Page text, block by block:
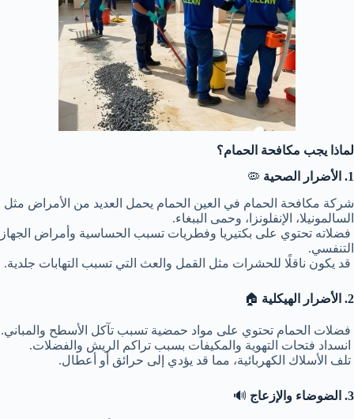
لماذا يجب مكافحة الحمام؟
1. الأضرار الصحية
🦠
شركة مكافحة الحمام في العين الحمام يحمل العديد من الأمراض مثل
السالمونيلا، الإنفلونزا، وحمى الببغاء.
فضلاته تحتوي على بكتيريا وفطريات تسبب الحساسية وأمراض الجهاز
التنفسي.
قد يكون ناقلًا للحشرات مثل القمل والعث التي تسبب التهابات جلدية.
2. الأضرار الهيكلية 🏠
فضلات الحمام تحتوي على مواد حمضية تسبب تآكل الأسطح والمباني.
انسداد فتحات التهوية والمكيفات بسبب تراكم الريش والفضلات.
تلف الأسلاك الكهربائية، مما قد يؤدي إلى حرائق أو أعطال.
3. الضوضاء والإزعاج 🔊